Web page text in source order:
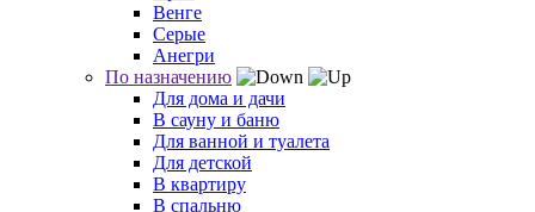
Венге
Серые
Анегри
По назначению
Для дома и дачи
В сауну и баню
Для ванной и туалета
Для детской
В квартиру
В спальню